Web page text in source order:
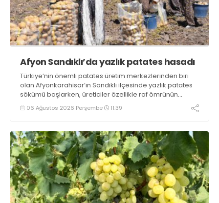
Afyon Sandıklı’da yazlık patates hasadı
Türkiye’nin önemli patates üretim merkezlerinden biri
olan Afyonkarahisar’ın Sandıklı ilçesinde yazlık patates
sökümü başlarken, üreticiler özellikle raf ömrünün
yaklaşık 2 ay olması ve rengi bakımından tüketimde
Sandıklı patatesinin daha fazla tercih edildiğini belirtti
06 Ağustos 2026 Perşembe 11:39